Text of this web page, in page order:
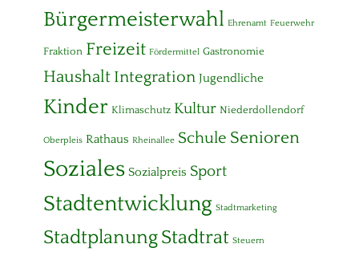
Bürgermeisterwahl Ehrenamt Feuerwehr
Fraktion Freizeit Fördermittel Gastronomie
Haushalt Integration Jugendliche
Kinder Klimaschutz Kultur Niederdollendorf
Oberpleis Rathaus Rheinallee Schule Senioren
Soziales Sozialpreis Sport
Stadtentwicklung Stadtmarketing
StadtplanungStadtrat Steuern